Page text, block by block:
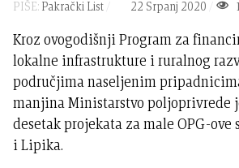
PIŠE: Pakrački List 22 Srpanj 2020
Kroz ovogodišnji Program za
lokalne infrastrukture i ruralnog
područjima naseljenim
manjina Ministarstvo poljoprivrede
desetak projekata za male OPG-ove
i Lipika.